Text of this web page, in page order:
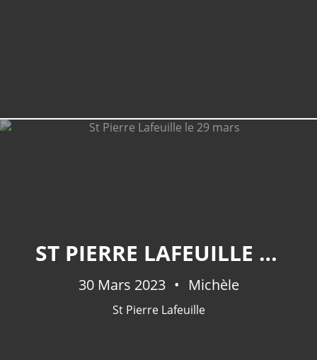
ST PIERRE LAFEUILLE LE 29 MARS
30 Mars 2023 Michèle
St Pierre Lafeuille